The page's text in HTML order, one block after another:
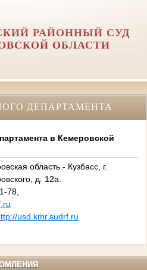
РАЙОННЫЙ СУД
ОБЛАСТИ
ДЕПАРТАМЕНТА
в Кемеровской
область - Кузбасс, г.
д. 12а.
78,
usd.kmr.sudrf.ru